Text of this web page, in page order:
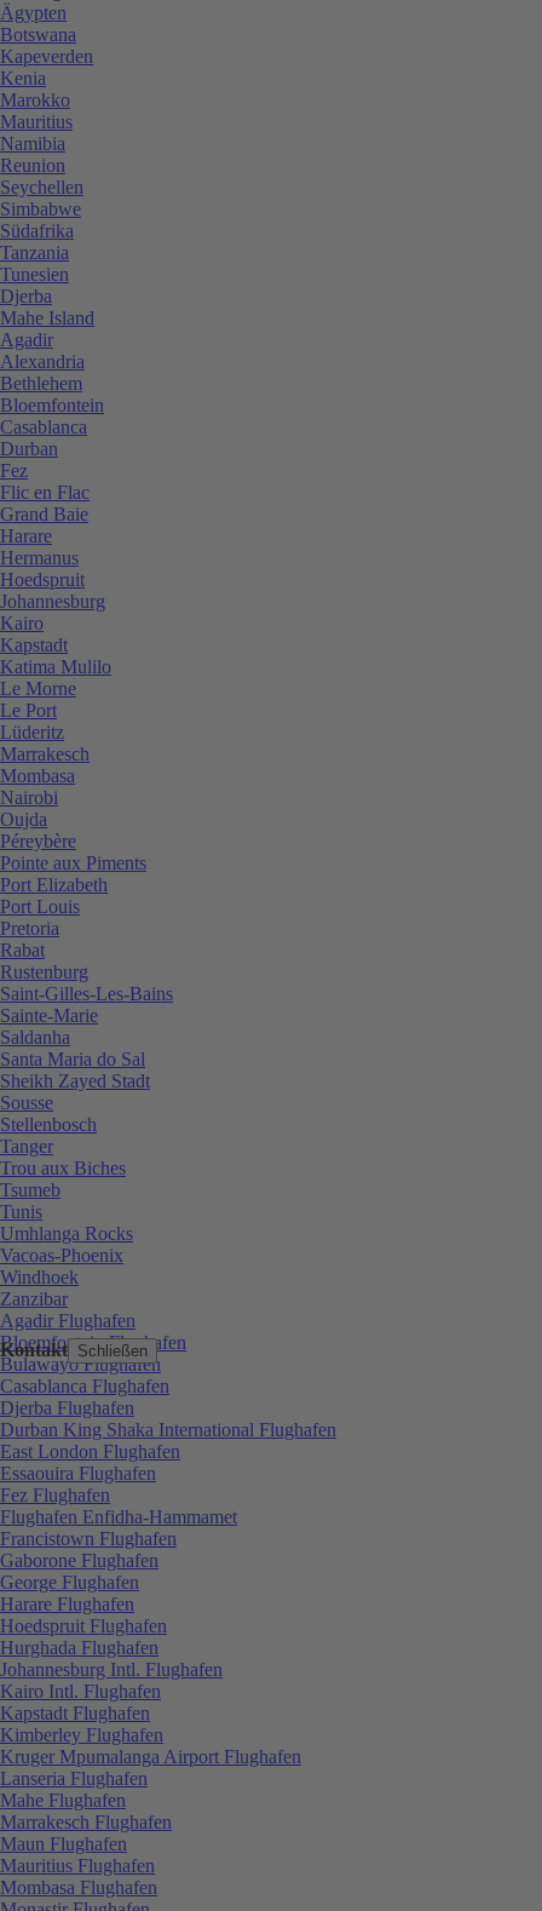
Kontakt Schließen
Ägypten
Botswana
Kapeverden
Kenia
Marokko
Mauritius
Namibia
Reunion
Seychellen
Simbabwe
Südafrika
Tanzania
Tunesien
Djerba
Mahe Island
Agadir
Alexandria
Bethlehem
Bloemfontein
Casablanca
Durban
Fez
Flic en Flac
Grand Baie
Harare
Hermanus
Hoedspruit
Johannesburg
Kairo
Kapstadt
Katima Mulilo
Le Morne
Le Port
Lüderitz
Marrakesch
Mombasa
Nairobi
Oujda
Péreybère
Pointe aux Piments
Port Elizabeth
Port Louis
Pretoria
Rabat
Rustenburg
Saint-Gilles-Les-Bains
Sainte-Marie
Saldanha
Santa Maria do Sal
Sheikh Zayed Stadt
Sousse
Stellenbosch
Tanger
Trou aux Biches
Tsumeb
Tunis
Umhlanga Rocks
Vacoas-Phoenix
Windhoek
Zanzibar
Agadir Flughafen
Bloemfontein Flughafen
Bulawayo Flughafen
Casablanca Flughafen
Djerba Flughafen
Durban King Shaka International Flughafen
East London Flughafen
Essaouira Flughafen
Fez Flughafen
Flughafen Enfidha-Hammamet
Francistown Flughafen
Gaborone Flughafen
George Flughafen
Harare Flughafen
Hoedspruit Flughafen
Hurghada Flughafen
Johannesburg Intl. Flughafen
Kairo Intl. Flughafen
Kapstadt Flughafen
Kimberley Flughafen
Kruger Mpumalanga Airport Flughafen
Lanseria Flughafen
Mahe Flughafen
Marrakesch Flughafen
Maun Flughafen
Mauritius Flughafen
Mombasa Flughafen